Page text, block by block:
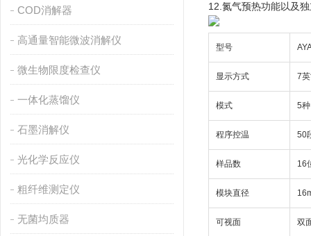
COD消解器
高通量智能微波消解仪
微生物限度检查仪
一体化蒸馏仪
石墨消解仪
光化学反应仪
粗纤维测定仪
无菌均质器
12.氮气预热功能以及
型号
显示方式 7
模式 5种
程序控温 50
样品数 16
模块直径
可视面 双